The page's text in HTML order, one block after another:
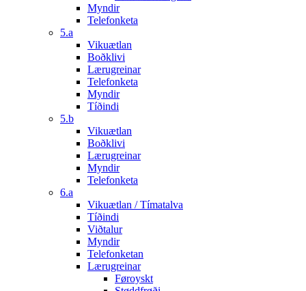
Myndir
Telefonketa
5.a
Vikuætlan
Boðklivi
Lærugreinar
Telefonketa
Myndir
Tíðindi
5.b
Vikuætlan
Boðklivi
Lærugreinar
Myndir
Telefonketa
6.a
Vikuætlan / Tímatalva
Tíðindi
Viðtalur
Myndir
Telefonketan
Lærugreinar
Føroyskt